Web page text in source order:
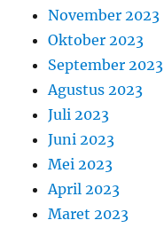
November 2023
Oktober 2023
September 2023
Agustus 2023
Juli 2023
Juni 2023
Mei 2023
April 2023
Maret 2023